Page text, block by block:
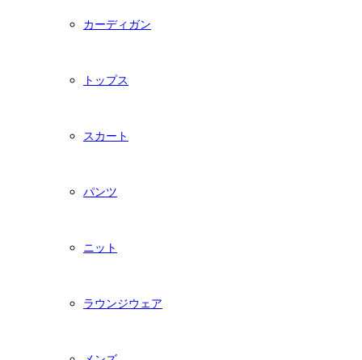
カーディガン
トップス
スカート
パンツ
ニット
ラウンジウェア